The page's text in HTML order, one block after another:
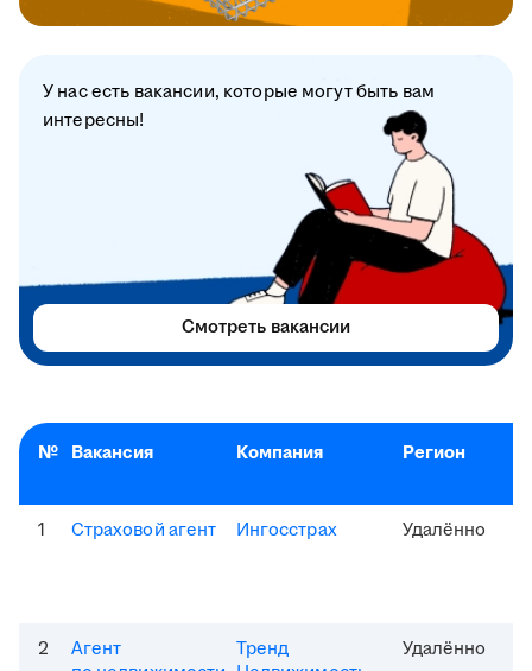
№ Вакансия Компания Регион
1 Страховой агент Ингосстрах Удалённо
2
Агент
Тренд
Удалённо
У нас есть вакансии, которые могут быть вам
интересны!
Смотреть вакансии